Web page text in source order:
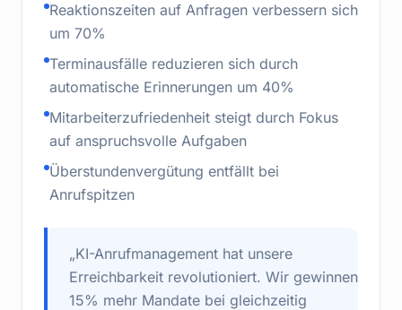
Reaktionszeiten auf Anfragen verbessern sich
um 70%
Terminausfälle reduzieren sich durch
automatische Erinnerungen um 40%
Mitarbeiterzufriedenheit steigt durch Fokus
auf anspruchsvolle Aufgaben
Überstundenvergütung entfällt bei
Anrufspitzen
„KI-Anrufmanagement hat unsere
Erreichbarkeit revolutioniert. Wir gewinnen
15% mehr Mandate bei gleichzeitig